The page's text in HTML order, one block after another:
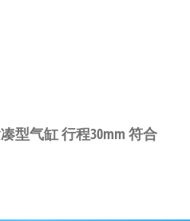
凑型气缸 行程30mm 符合